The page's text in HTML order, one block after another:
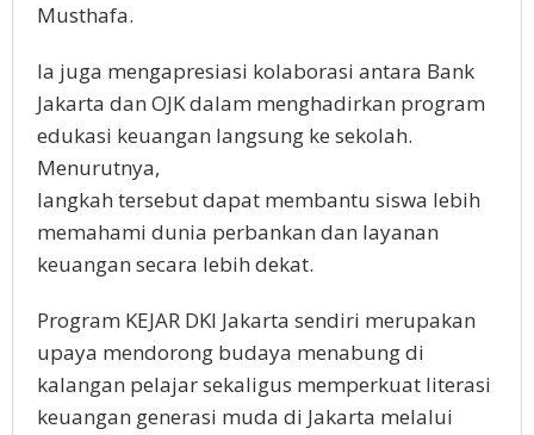
Musthafa.
Ia juga mengapresiasi kolaborasi antara Bank
Jakarta dan OJK dalam menghadirkan program
edukasi keuangan langsung ke sekolah.
Menurutnya,
langkah tersebut dapat membantu siswa lebih
memahami dunia perbankan dan layanan
keuangan secara lebih dekat.
Program KEJAR DKI Jakarta sendiri merupakan
upaya mendorong budaya menabung di
kalangan pelajar sekaligus memperkuat literasi
keuangan generasi muda di Jakarta melalui